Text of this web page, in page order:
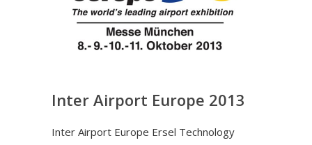
Inter Airport Europe 2013
Inter Airport Europe Ersel Technology